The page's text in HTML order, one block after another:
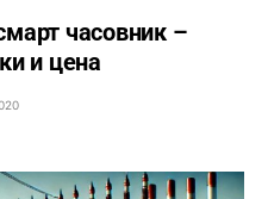
часовник –
и цена